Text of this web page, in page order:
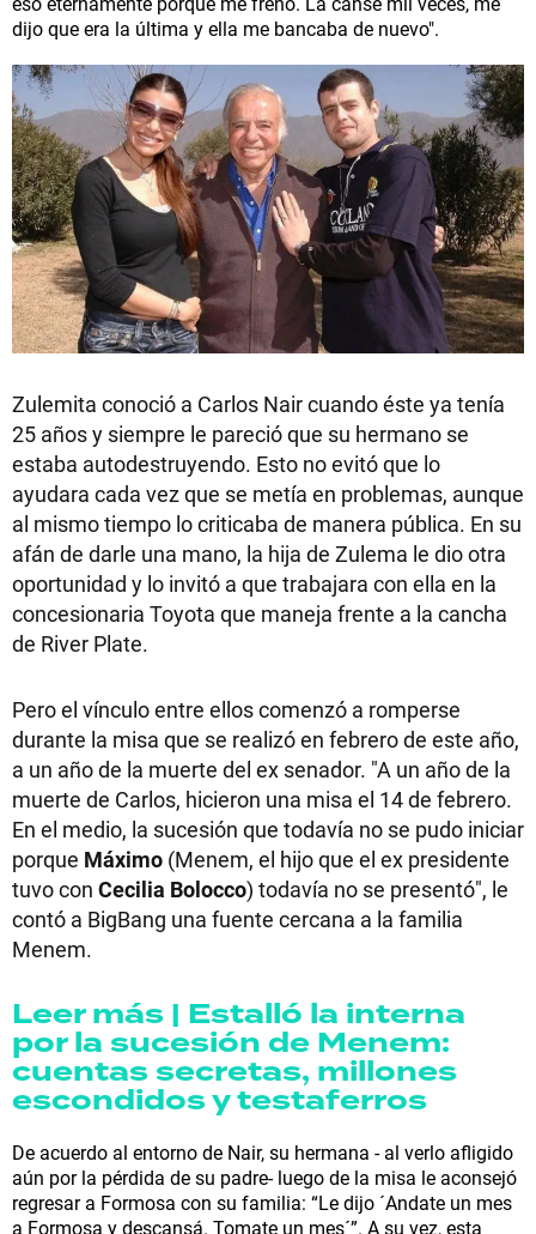
dijo que era la última y ella me bancaba de nuevo".
Zulemita conoció a Carlos Nair cuando éste ya tenía
25 años y siempre le pareció que su hermano se
estaba autodestruyendo. Esto no evitó que lo
ayudara cada vez que se metía en problemas, aunque
al mismo tiempo lo criticaba de manera pública. En su
afán de darle una mano, la hija de Zulema le dio otra
oportunidad y lo invitó a que trabajara con ella en la
concesionaria Toyota que maneja frente a la cancha
de River Plate.
Pero el vínculo entre ellos comenzó a romperse
durante la misa que se realizó en febrero de este año,
a un año de la muerte del ex senador. "A un año de la
muerte de Carlos, hicieron una misa el 14 de febrero.
En el medio, la sucesión que todavía no se pudo iniciar
porque Máximo (Menem, el hijo que el ex presidente
tuvo con Cecilia Bolocco) todavía no se presentó", le
contó a BigBang una fuente cercana a la familia
Menem.
Leer más | Estalló la interna
por la sucesión de Menem:
cuentas secretas, millones
escondidos y testaferros
De acuerdo al entorno de Nair, su hermana - al verlo afligido
aún por la pérdida de su padre- luego de la misa le aconsejó
regresar a Formosa con su familia: “Le dijo ´Andate un mes
a Formosa y descansá. Tomate un mes´”. A su vez, esta